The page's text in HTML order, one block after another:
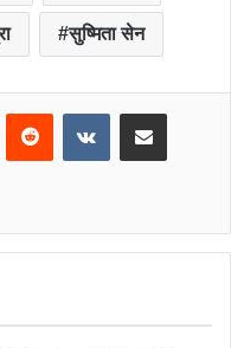
सुष्मिता सेन
Reddit VKontakteShare via Email